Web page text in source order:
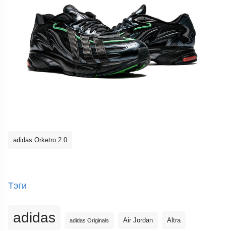
adidas Orketro 2.0
Тэги
adidas adidas Originals Air Jordan Altra